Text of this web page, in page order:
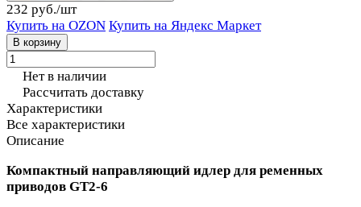
232 руб./шт
Купить на OZON Купить на Яндекс Маркет
В корзину
Нет в наличии
Рассчитать доставку
Характеристики
Все характеристики
Описание
Компактный направляющий идлер для ременных
приводов GT2‑6